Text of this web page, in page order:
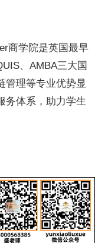
学院是英国最早
、AMBA三大国
管理等专业优势显
务体系，助力学生